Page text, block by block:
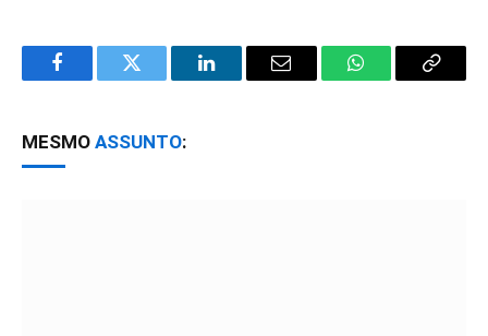
FacebookTwitter LinkedInEmail WhatsAppCopy
MESMO ASSUNTO: